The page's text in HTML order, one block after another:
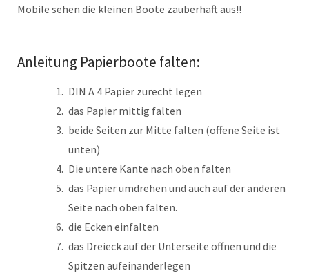
Mobile sehen die kleinen Boote zauberhaft aus!!
Anleitung Papierboote falten:
DIN A 4 Papier zurecht legen
das Papier mittig falten
beide Seiten zur Mitte falten (offene Seite ist
unten)
Die untere Kante nach oben falten
das Papier umdrehen und auch auf der anderen
Seite nach oben falten.
die Ecken einfalten
das Dreieck auf der Unterseite öffnen und die
Spitzen aufeinanderlegen